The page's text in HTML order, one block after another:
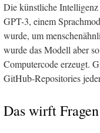
Die künstliche
GPT-3, einem
wurde, um
wurde das Modell aber
Computercode erzeugt.
GitHub-Repositories
Das wirft